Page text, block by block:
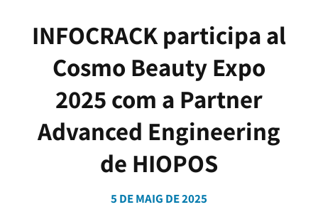
INFOCRACK participa al
Cosmo Beauty Expo
2025 com a Partner
Advanced Engineering
de HIOPOS
5 DE MAIG DE 2025